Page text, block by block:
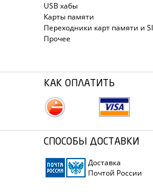
USB хабы
Карты памяти
Переходники карт памяти и
Прочее
КАК ОПЛАТИТЬ
СПОСОБЫ ДОСТАВКИ
Доставка
Почтой России